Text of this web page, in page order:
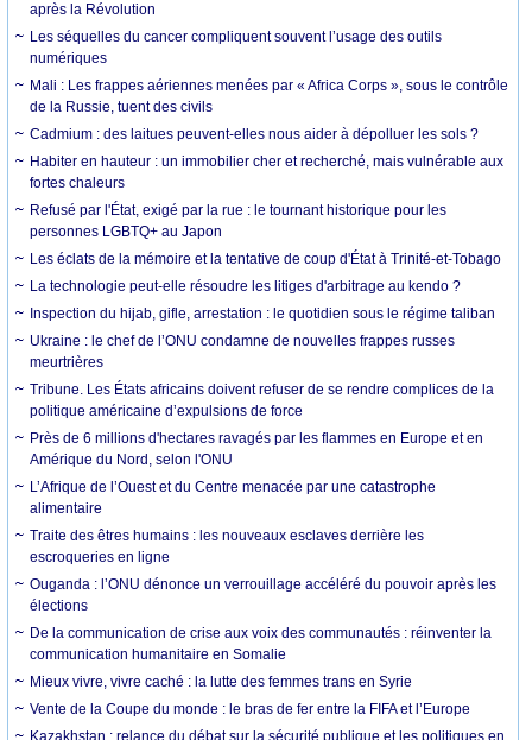
après la Révolution
Les séquelles du cancer compliquent souvent l’usage des outils
numériques
Mali : Les frappes aériennes menées par « Africa Corps », sous le contrôle
de la Russie, tuent des civils
Cadmium : des laitues peuvent-elles nous aider à dépolluer les sols ?
Habiter en hauteur : un immobilier cher et recherché, mais vulnérable aux
fortes chaleurs
Refusé par l'État, exigé par la rue : le tournant historique pour les
personnes LGBTQ+ au Japon
Les éclats de la mémoire et la tentative de coup d'État à Trinité-et-Tobago
La technologie peut-elle résoudre les litiges d'arbitrage au kendo ?
Inspection du hijab, gifle, arrestation : le quotidien sous le régime taliban
Ukraine : le chef de l’ONU condamne de nouvelles frappes russes
meurtrières
Tribune. Les États africains doivent refuser de se rendre complices de la
politique américaine d’expulsions de force
Près de 6 millions d'hectares ravagés par les flammes en Europe et en
Amérique du Nord, selon l'ONU
L’Afrique de l’Ouest et du Centre menacée par une catastrophe
alimentaire
Traite des êtres humains : les nouveaux esclaves derrière les
escroqueries en ligne
Ouganda : l’ONU dénonce un verrouillage accéléré du pouvoir après les
élections
De la communication de crise aux voix des communautés : réinventer la
communication humanitaire en Somalie
Mieux vivre, vivre caché : la lutte des femmes trans en Syrie
Vente de la Coupe du monde : le bras de fer entre la FIFA et l’Europe
Kazakhstan : relance du débat sur la sécurité publique et les politiques en